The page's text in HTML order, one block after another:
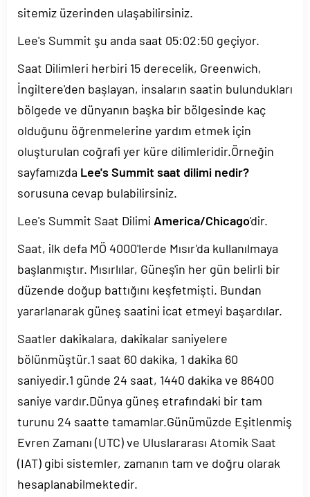
sitemiz üzerinden ulaşabilirsiniz.
Lee's Summit şu anda saat 05:02:50 geçiyor.
Saat Dilimleri herbiri 15 derecelik, Greenwich,
İngiltere'den başlayan, insaların saatin bulundukları
bölgede ve dünyanın başka bir bölgesinde kaç
olduğunu öğrenmelerine yardım etmek için
oluşturulan coğrafi yer küre dilimleridir.Örneğin
sayfamızda Lee's Summit saat dilimi nedir?
sorusuna cevap bulabilirsiniz.
Lee's Summit Saat Dilimi America/Chicago'dir.
Saat, ilk defa MÖ 4000'lerde Mısır'da kullanılmaya
başlanmıştır. Mısırlılar, Güneş'in her gün belirli bir
düzende doğup battığını keşfetmişti. Bundan
yararlanarak güneş saatini icat etmeyi başardılar.
Saatler dakikalara, dakikalar saniyelere
bölünmüştür.1 saat 60 dakika, 1 dakika 60
saniyedir.1 günde 24 saat, 1440 dakika ve 86400
saniye vardır.Dünya güneş etrafındaki bir tam
turunu 24 saatte tamamlar.Günümüzde Eşitlenmiş
Evren Zamanı (UTC) ve Uluslararası Atomik Saat
(IAT) gibi sistemler, zamanın tam ve doğru olarak
hesaplanabilmektedir.